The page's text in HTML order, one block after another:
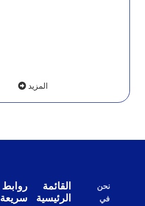
المزيد
نحن
في
القائمة
الرئيسية
روابط
سريعة